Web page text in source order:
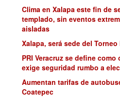
Clima en Xalapa este fin de
templado, sin eventos
aisladas
Xalapa, será sede del
PRI Veracruz se define
exige seguridad rumbo a
Aumentan tarifas de
Coatepec